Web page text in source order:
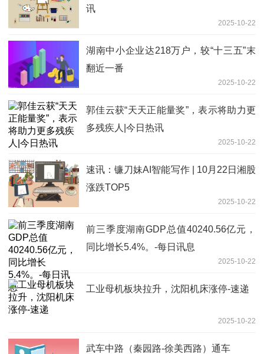
讯
2025-10-22
湖南中小企业达218万户，较“十三五”末
翻近一番
2025-10-22
郭佳云获“天天正能量奖”，表示将助力更
多残疾人|今日热讯
2025-10-22
速讯：镰刀妹AI智能写作 | 10月22日湘股
涨跌TOP5
2025-10-22
前三季度湖南GDP总值40240.56亿元，
同比增长5.4%。-每日讯息
2025-10-22
工业母机板块拉升，沈阳机床涨停-速递
2025-10-22
武车中路（秦园路-徐美西路）通车